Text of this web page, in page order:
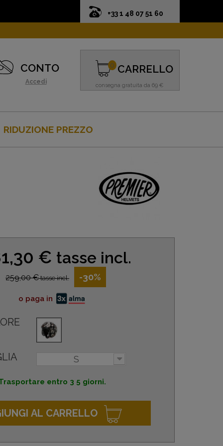
+33 1 48 07 51 60
CONTO
Accedi
CARRELLO
consegna gratuita da 69 €
0
RIDUZIONE PREZZO
€ tasse incl.
259,00 €tasse incl. -30%
o paga in
S
entro 3 5 giorni.
AL CARRELLO